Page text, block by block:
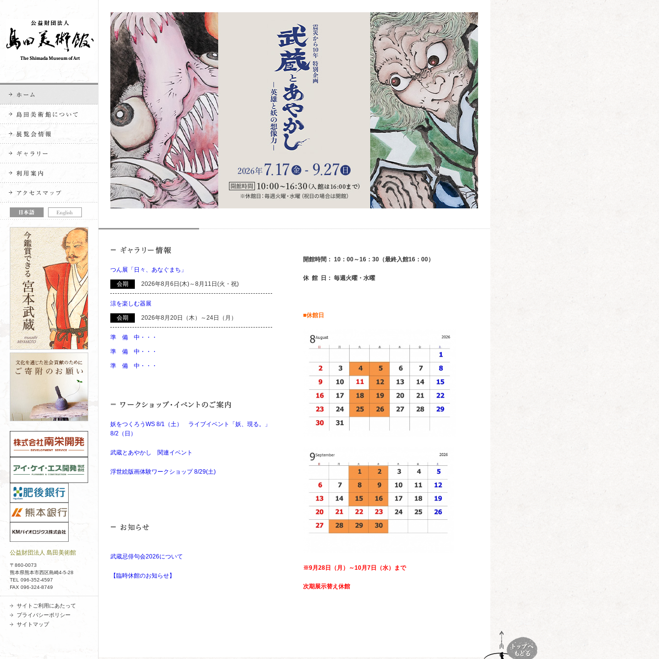
公益財団法人 島田美術館
〒860-0073
熊本県熊本市西区島崎4-5-28
TEL 096-352-4597
FAX 096-324-8749
サイトご利用にあたって
プライバシーポリシー
サイトマップ
つん展「日々、あなぐまち」
会期 2026年8月6日(木)～8月11日(火・祝)
涼を楽しむ器展
会期 2026年8月20日（木）～24日（月）
準 備 中・・・
準 備 中・・・
準 備 中・・・
妖をつくろうWS 8/1（土） ライブイベント「妖、現る。」
8/2（日）
武蔵とあやかし 関連イベント
浮世絵版画体験ワークショップ 8/29(土)
武蔵忌俳句会2026について
【臨時休館のお知らせ】
開館時間： 10：00～16：30（最終入館16：00）
休 館 日： 毎週火曜・水曜
■休館日
※9月28日（月）～10月7日（水）まで
次期展示替え休館